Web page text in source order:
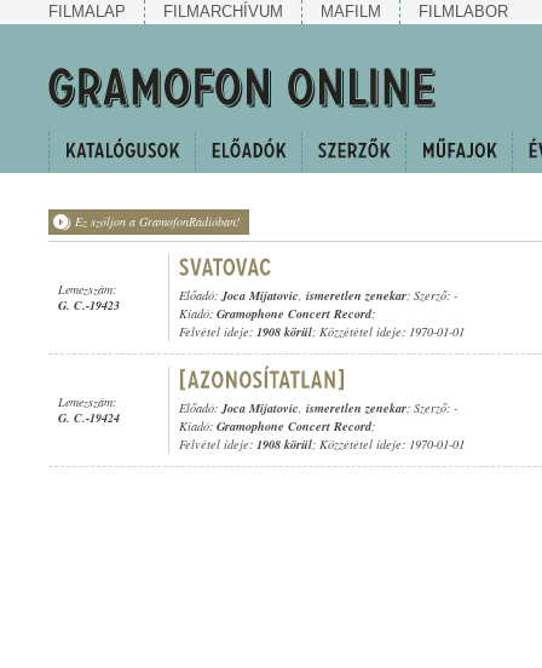
FILMALAP FILMARCHÍVUM MAFILM FILMLABOR
Ez szóljon a GramofonRádióban!
Lemezszám:
G. C.-19423
Előadó:Joca Mijatovic, ismeretlen zenekar; Szerző: -
Kiadó: Gramophone Concert Record;
Felvétel ideje: 1908 körül; Közzététel ideje: 1970-01-01
Lemezszám:
G. C.-19424
Előadó:Joca Mijatovic, ismeretlen zenekar; Szerző: -
Kiadó: Gramophone Concert Record;
Felvétel ideje: 1908 körül; Közzététel ideje: 1970-01-01